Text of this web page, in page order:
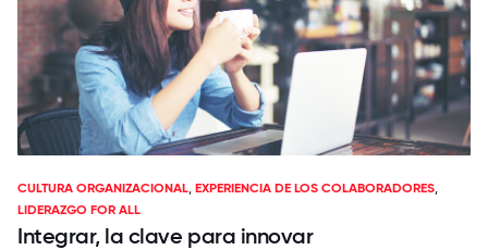
CULTURA ORGANIZACIONAL,EXPERIENCIA DE LOS COLABORADORES,
LIDERAZGO FOR ALL
Integrar, la clave para innovar